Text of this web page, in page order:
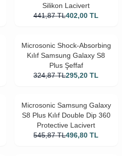
Silikon Lacivert
441,87 TL402,00 TL
Microsonic Shock-Absorbing
Kılıf Samsung Galaxy S8
Plus Şeffaf
324,87 TL295,20 TL
Microsonic Samsung Galaxy
S8 Plus Kılıf Double Dip 360
Protective Lacivert
545,87 TL496,80 TL